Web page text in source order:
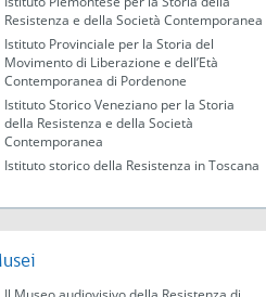
Resistenza e della Società Contemporanea
Istituto Provinciale per la Storia del
Movimento di Liberazione e dell’Età
Contemporanea di Pordenone
Istituto Storico Veneziano per la Storia
della Resistenza e della Società
Contemporanea
Istituto storico della Resistenza in Toscana